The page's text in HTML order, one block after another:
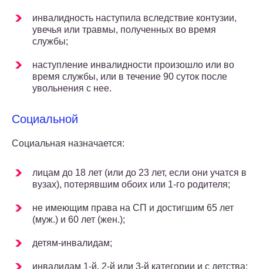
инвалидность наступила вследствие контузии,
увечья или травмы, полученных во время
службы;
наступление инвалидности произошло или во
время службы, или в течение 90 суток после
увольнения с нее.
Социальной
Социальная назначается:
лицам до 18 лет (или до 23 лет, если они учатся в
вузах), потерявшим обоих или 1-го родителя;
не имеющим права на СП и достигшим 65 лет
(муж.) и 60 лет (жен.);
детям-инвалидам;
инвалидам 1-й, 2-й или 3-й категории и с детства;